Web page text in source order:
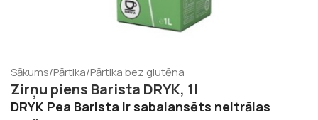
Sākums/Pārtika/Pārtika bez glutēna
Zirņu piens Barista DRYK, 1l
DRYK Pea Barista ir sabalansēts neitrālas